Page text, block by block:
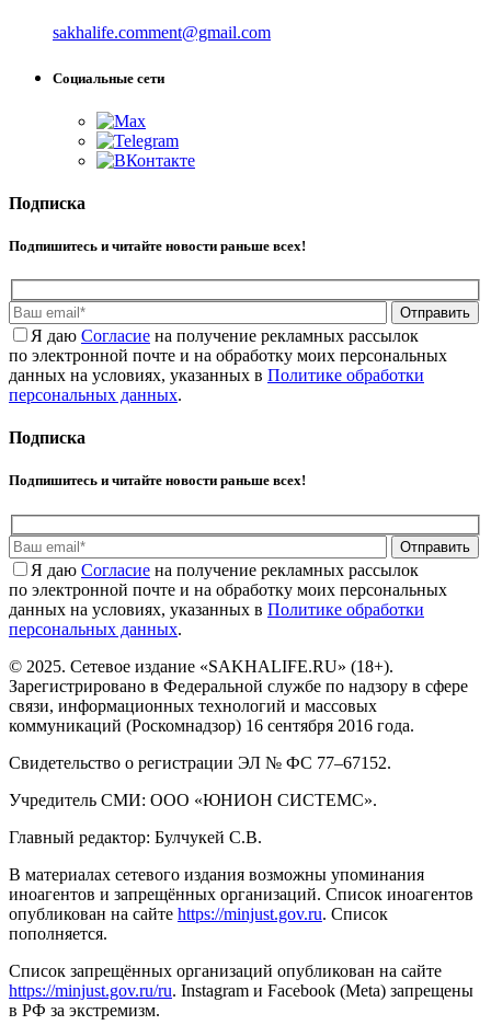
sakhalife.comment@gmail.com
Социальные сети
Подписка
Подпишитесь и читайте новости раньше всех!
Отправить
Я даю Cогласие на получение рекламных рассылок
по электронной почте и на обработку моих персональных
данных на условиях, указанных в Политике обработки
персональных данных.
Подписка
Подпишитесь и читайте новости раньше всех!
Отправить
Я даю Cогласие на получение рекламных рассылок
по электронной почте и на обработку моих персональных
данных на условиях, указанных в Политике обработки
персональных данных.
© 2025. Сетевое издание «SAKHALIFE.RU» (18+).
Зарегистрировано в Федеральной службе по надзору в сфере
связи, информационных технологий и массовых
коммуникаций (Роскомнадзор) 16 сентября 2016 года.
Свидетельство о регистрации ЭЛ № ФС 77–67152.
Учредитель СМИ: ООО «ЮНИОН СИСТЕМС».
Главный редактор: Булчукей С.В.
В материалах сетевого издания возможны упоминания
иноагентов и запрещённых организаций. Список иноагентов
опубликован на сайте https://minjust.gov.ru. Список
пополняется.
Список запрещённых организаций опубликован на сайте
https://minjust.gov.ru/ru. Instagram и Facebook (Metа) запрещены
в РФ за экстремизм.